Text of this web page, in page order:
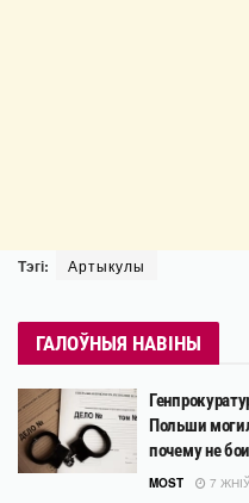
Тэгі: Артыкулы
ГАЛОЎНЫЯ НАВІНЫ
Польши
почему не
MOST 7